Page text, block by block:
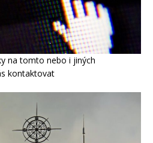
na tomto nebo i jiných
kontaktovat